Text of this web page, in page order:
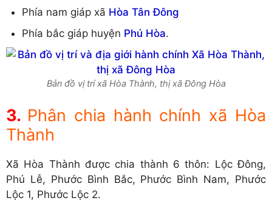
Phía nam giáp xã Hòa Tân Đông
Phía bắc giáp huyện Phú Hòa.
Bản đồ vị trí xã Hòa Thành, thị xã Đông Hòa
Phân chia hành chính xã Hòa
Thành
Xã Hòa Thành được chia thành 6 thôn: Lộc Đông,
Phú Lễ, Phước Bình Bắc, Phước Bình Nam, Phước
Lộc 1, Phước Lộc 2.